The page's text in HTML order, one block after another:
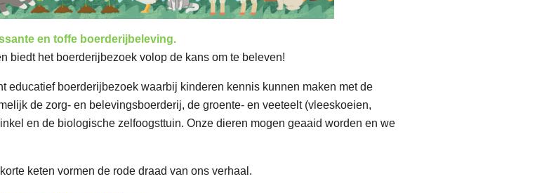
en toffe boerderijbeleving.
biedt het boerderijbezoek volop de kans om te beleven!
educatief boerderijbezoek waarbij kinderen kennis kunnen maken met de
de zorg- en belevingsboerderij, de groente- en veeteelt (vleeskoeien,
en de biologische zelfoogsttuin. Onze dieren mogen geaaid worden en we
keten vormen de rode draad van ons verhaal.